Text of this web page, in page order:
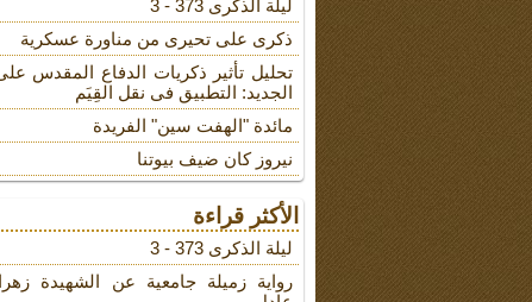
لیلة الذکرى 373 - 3
ذکری علی تحیری من مناورة عسکریة
تحلیل تأثیر ذکریات الدفاع المقدس
الجدید: التطبیق فی نقل القِیَم
مائدة "الهفت سین" الفریدة
نیروز کان ضیف بیوتنا
الأكثر قراءة
لیلة الذکرى 373 - 3
روایة زمیلة جامعیة عن الشهیدة